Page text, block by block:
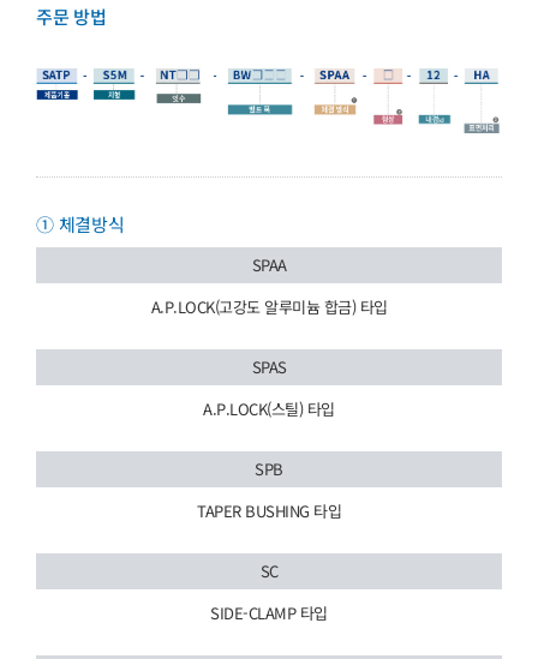
주문 방법
① 체결방식
SPAA
A.P.LOCK(고강도 알루미늄 합금) 타입
SPAS
A.P.LOCK(스틸) 타입
SPB
TAPER BUSHING 타입
SC
SIDE-CLAMP 타입